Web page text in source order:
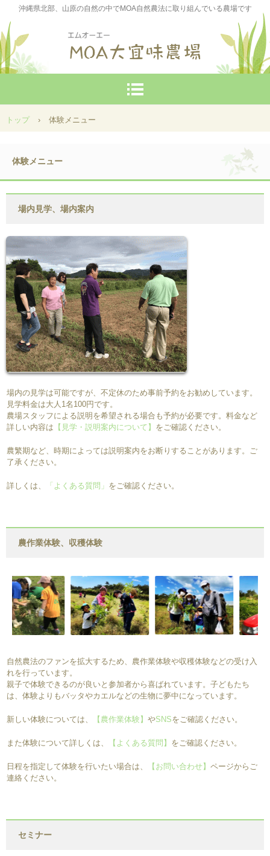
沖縄県北部、山原の自然の中でMOA自然農法に取り組んでいる農場です
トップ › 体験メニュー
体験メニュー
場内見学、場内案内
場内の見学は可能ですが、不定休のため事前予約をお勧めしています。
見学料金は大人1名100円です。
農場スタッフによる説明を希望される場合も予約が必要です。料金など
詳しい内容は 【見学・説明案内について】 をご確認ください。
農繁期など、時期によっては説明案内をお断りすることがあります。ご
了承ください。
詳しくは、 「よくある質問」 をご確認ください。
農作業体験、収穫体験
自然農法のファンを拡大するため、農作業体験や収穫体験などの受け入
れを行っています。
親子で体験できるのが良いと参加者から喜ばれています。子どもたち
は、体験よりもバッタやカエルなどの生物に夢中になっています。
新しい体験については、 【農作業体験】やSNSをご確認ください。
また体験について詳しくは、 【よくある質問】 をご確認ください。
日程を指定して体験を行いたい場合は、 【お問い合わせ】ページからご
連絡ください。
セミナー